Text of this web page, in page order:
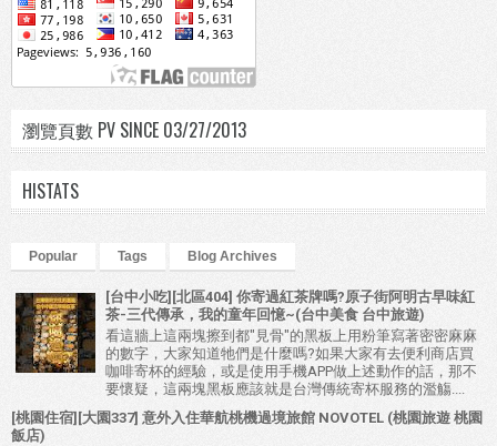
瀏覽頁數 PV SINCE 03/27/2013
HISTATS
Popular Tags Blog Archives
[台中小吃][北區404] 你寄過紅茶牌嗎?原子街阿明古早味紅
茶-三代傳承，我的童年回憶~(台中美食 台中旅遊)
看這牆上這兩塊擦到都"見骨"的黑板上用粉筆寫著密密麻麻
的數字，大家知道牠們是什麼嗎?如果大家有去便利商店買
咖啡寄杯的經驗，或是使用手機APP做上述動作的話，那不
要懷疑，這兩塊黑板應該就是台灣傳統寄杯服務的濫觴....
[桃園住宿][大園337] 意外入住華航桃機過境旅館 NOVOTEL (桃園旅遊 桃園
飯店)